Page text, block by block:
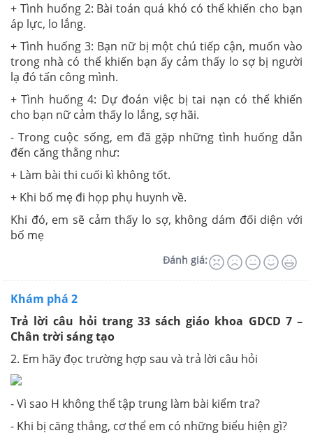
+ Tình huống 2: Bài toán quá khó có thể khiến cho bạn
áp lực, lo lắng.
+ Tình huống 3: Bạn nữ bị một chú tiếp cận, muốn vào
trong nhà có thể khiến bạn ấy cảm thấy lo sợ bị người
lạ đó tấn công mình.
+ Tình huống 4: Dự đoán việc bị tai nạn có thể khiến
cho bạn nữ cảm thấy lo lắng, sợ hãi.
- Trong cuộc sống, em đã gặp những tình huống dẫn
đến căng thẳng như:
+ Làm bài thi cuối kì không tốt.
+ Khi bố mẹ đi họp phụ huynh về.
Khi đó, em sẽ cảm thấy lo sợ, không dám đối diện với
bố mẹ
Đánh giá:
Khám phá 2
Trả lời câu hỏi trang 33 sách giáo khoa GDCD 7 –
Chân trời sáng tạo
2. Em hãy đọc trường hợp sau và trả lời câu hỏi
- Vì sao H không thể tập trung làm bài kiểm tra?
- Khi bị căng thẳng, cơ thể em có những biểu hiện gì?